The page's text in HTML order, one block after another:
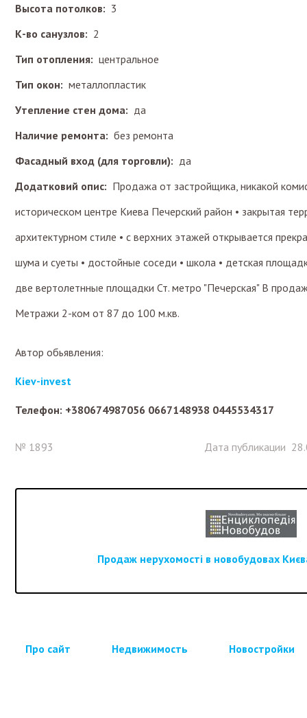
Высота потолков: 3
К-во санузлов: 2
Тип отопления: центральное
Тип окон: металлопластик
Утепление стен дома: да
Наличие ремонта: без ремонта
Фасадный вход (для торговли): да
Додатковий опис: Продажа от застройщика, никакой
историческом центре Киева Печерский район • закрытая
архитектурном стиле • с верхних этажей открывается
шума и суеты • достойные соседи • школа • детская
две вертолетнные площадки Ст. метро "Печерская" В
Метражи 2-ком от 87 до 100 м.кв.
Автор обьявления:
Kiev-invest
Телефон: +380674987056 0667148938 0445534317
№ 1893 Дата публикации
Продаж нерухомості в новобудовах
Про сайт Недвижимость Новостройки